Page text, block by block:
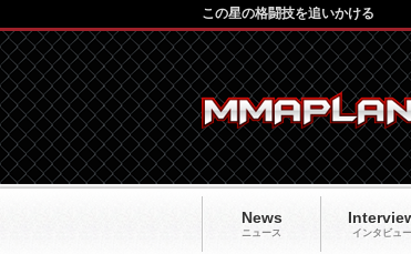
News
ニュース インタビュー
この星の格闘技を追いかける